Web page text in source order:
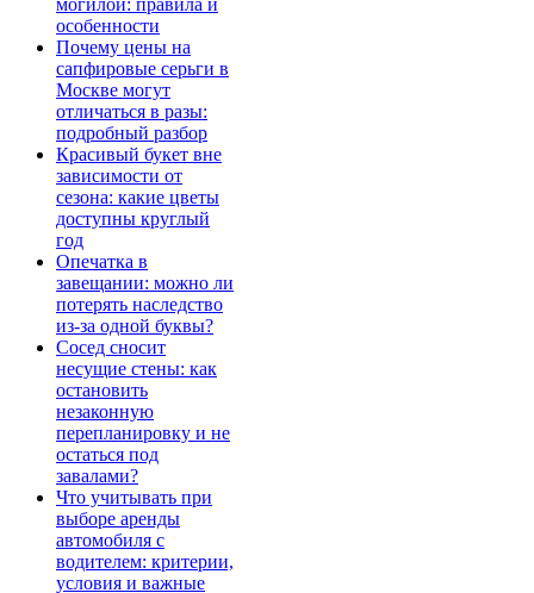
могилой: правила и
особенности
Почему цены на
сапфировые серьги в
Москве могут
отличаться в разы:
подробный разбор
Красивый букет вне
зависимости от
сезона: какие цветы
доступны круглый
год
Опечатка в
завещании: можно ли
потерять наследство
из-за одной буквы?
Сосед сносит
несущие стены: как
остановить
незаконную
перепланировку и не
остаться под
завалами?
Что учитывать при
выборе аренды
автомобиля с
водителем: критерии,
условия и важные